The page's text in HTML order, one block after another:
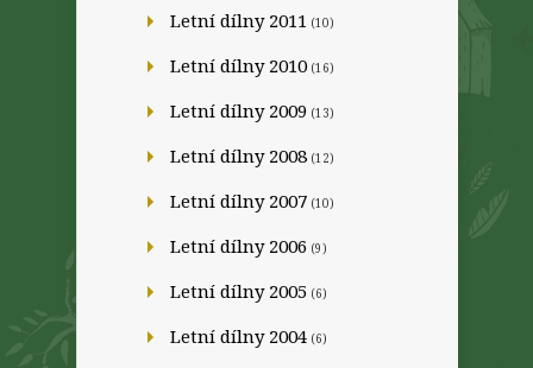
Letní dílny 2011 (10)
Letní dílny 2010 (16)
Letní dílny 2009 (13)
Letní dílny 2008 (12)
Letní dílny 2007 (10)
Letní dílny 2006 (9)
Letní dílny 2005 (6)
Letní dílny 2004 (6)